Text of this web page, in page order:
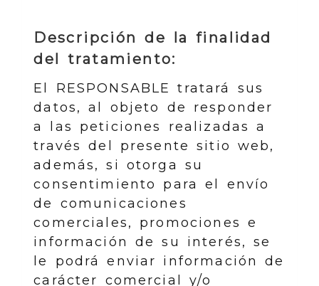
Descripción de la finalidad
del tratamiento:
El RESPONSABLE tratará sus
datos, al objeto de responder
a las peticiones realizadas a
través del presente sitio web,
además, si otorga su
consentimiento para el envío
de comunicaciones
comerciales, promociones e
información de su interés, se
le podrá enviar información de
carácter comercial y/o